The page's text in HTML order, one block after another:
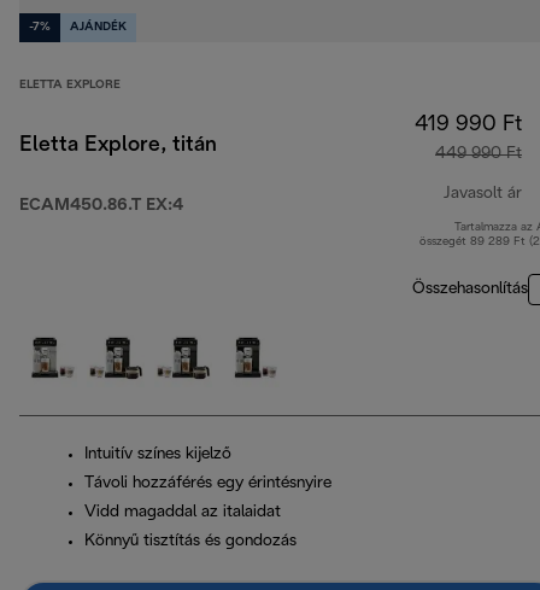
-7% AJÁNDÉK
ELETTA EXPLORE
Eletta Explore, titán
ECAM450.86.T EX:4
419 990 Ft
449 990 Ft
Javasolt ár
Tartalmazza az
összegét 89 289 Ft
Összehasonlítás
Intuitív színes kijelző
Távoli hozzáférés egy érintésnyire
Vidd magaddal az italaidat
Könnyű tisztítás és gondozás